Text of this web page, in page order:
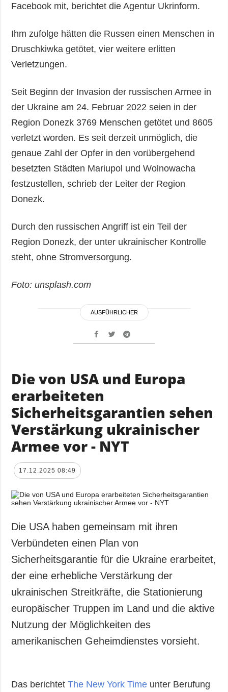
Facebook mit, berichtet die Agentur Ukrinform.
Ihm zufolge hätten die Russen einen Menschen in
Druschkiwka getötet, vier weitere erlitten
Verletzungen.
Seit Beginn der Invasion der russischen Armee in
der Ukraine am 24. Februar 2022 seien in der
Region Donezk 3769 Menschen getötet und 8605
verletzt worden. Es seit derzeit unmöglich, die
genaue Zahl der Opfer in den vorübergehend
besetzten Städten Mariupol und Wolnowacha
festzustellen, schrieb der Leiter der Region
Donezk.
Durch den russischen Angriff ist ein Teil der
Region Donezk, der unter ukrainischer Kontrolle
steht, ohne Stromversorgung.
Foto: unsplash.com
AUSFÜHRLICHER
Die von USA und Europa
erarbeiteten
Sicherheitsgarantien sehen
Verstärkung ukrainischer
Armee vor - NYT
17.12.2025 08:49
Die USA haben gemeinsam mit ihren
Verbündeten einen Plan von
Sicherheitsgarantie für die Ukraine erarbeitet,
der eine erhebliche Verstärkung der
ukrainischen Streitkräfte, die Stationierung
europäischer Truppen im Land und die aktive
Nutzung der Möglichkeiten des
amerikanischen Geheimdienstes vorsieht.
Das berichtetThe New York Time unter Berufung